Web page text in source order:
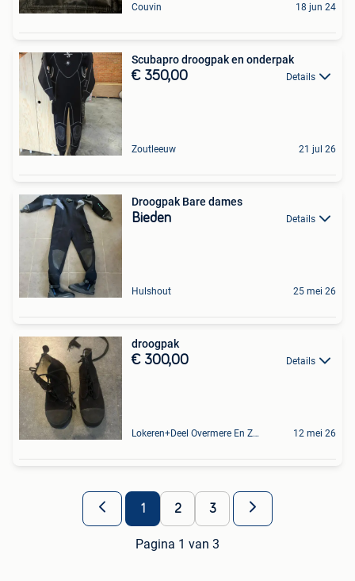
Couvin 18 jun 24
Scubapro droogpak en onderpak
€ 350,00 Details
Zoutleeuw 21 jul 26
Droogpak Bare dames
Bieden Details
Hulshout 25 mei 26
droogpak
€ 300,00 Details
Lokeren+Deel Overmere En Zele 12 mei 26
1 2 3
Pagina 1 van 3